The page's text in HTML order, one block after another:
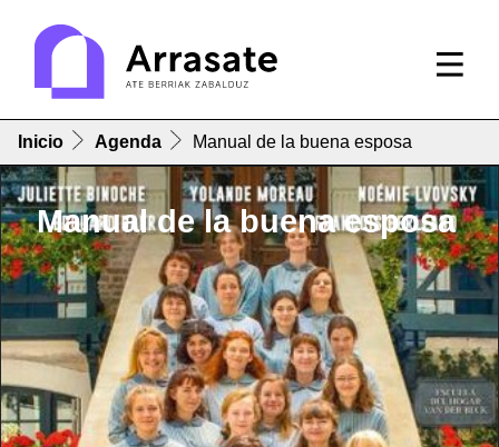
Inicio Agenda Manual de la buena esposa
Manual de la buena esposa